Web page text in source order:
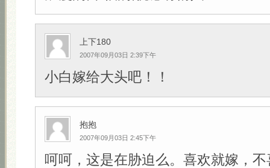
上下180
2007年09月03日 2:39下午
小白嫁给大头吧！！
抱抱
2007年09月03日 2:45下午
呵呵，这是在胁迫么。喜欢就嫁，